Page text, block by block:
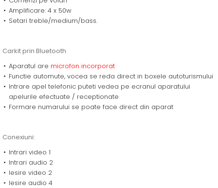
Amplificare: 4 x 50w
Setari treble/medium/bass.
Carkit prin Bluetooth
Aparatul are microfon incorporat
Functie automute, vocea se reda direct in boxele autoturismului
Intrare apel telefonic puteti vedea pe ecranul aparatului
apelurile efectuate / receptionate
Formare numarului se poate face direct din aparat
Conexiuni:
Intrari video 1
Intrari audio 2
Iesire video 2
Iesire audio 4